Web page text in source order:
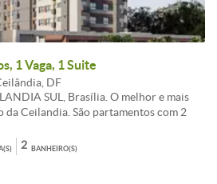
1 Vaga, 1 Suite
DF
SUL, Brasília. O melhor e mais
Ceilandia. São partamentos com 2
R$470,00* (sujeito a alteração sem
de lançamento. Agende visita, solicite
a sua unidade na TABELA ZERO de
BANHEIRO(S)
2